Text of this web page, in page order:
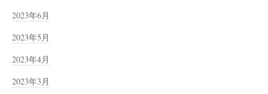
2023年6月
2023年5月
2023年4月
2023年3月